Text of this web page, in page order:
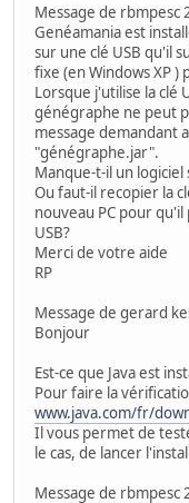
Message de rbmpesc
Genéamania est
sur une clé USB qu'il
fixe (en Windows XP )
Lorsque j'utilise la clé
génégraphe ne peut
message demandant
"génégraphe.jar".
Manque-t-il un logiciel
Ou faut-il recopier la
nouveau PC pour
USB?
Merci de votre aide
RP
Message de gerard
Bonjour
Est-ce que Java est
Pour faire la
www.java.com/fr/
Il vous permet de
le cas, de lancer
Message de rbmpesc